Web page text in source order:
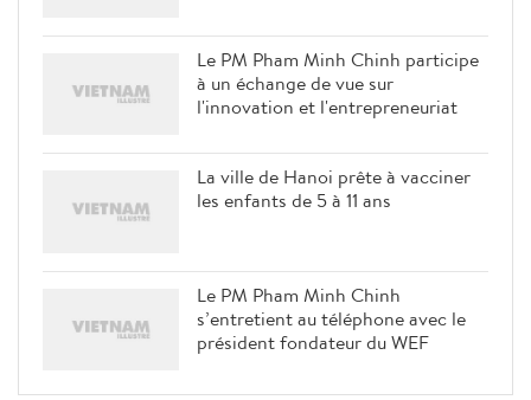
Le PM Pham Minh Chinh participe
à un échange de vue sur
l'innovation et l'entrepreneuriat
La ville de Hanoi prête à vacciner
les enfants de 5 à 11 ans
Le PM Pham Minh Chinh
s’entretient au téléphone avec le
président fondateur du WEF